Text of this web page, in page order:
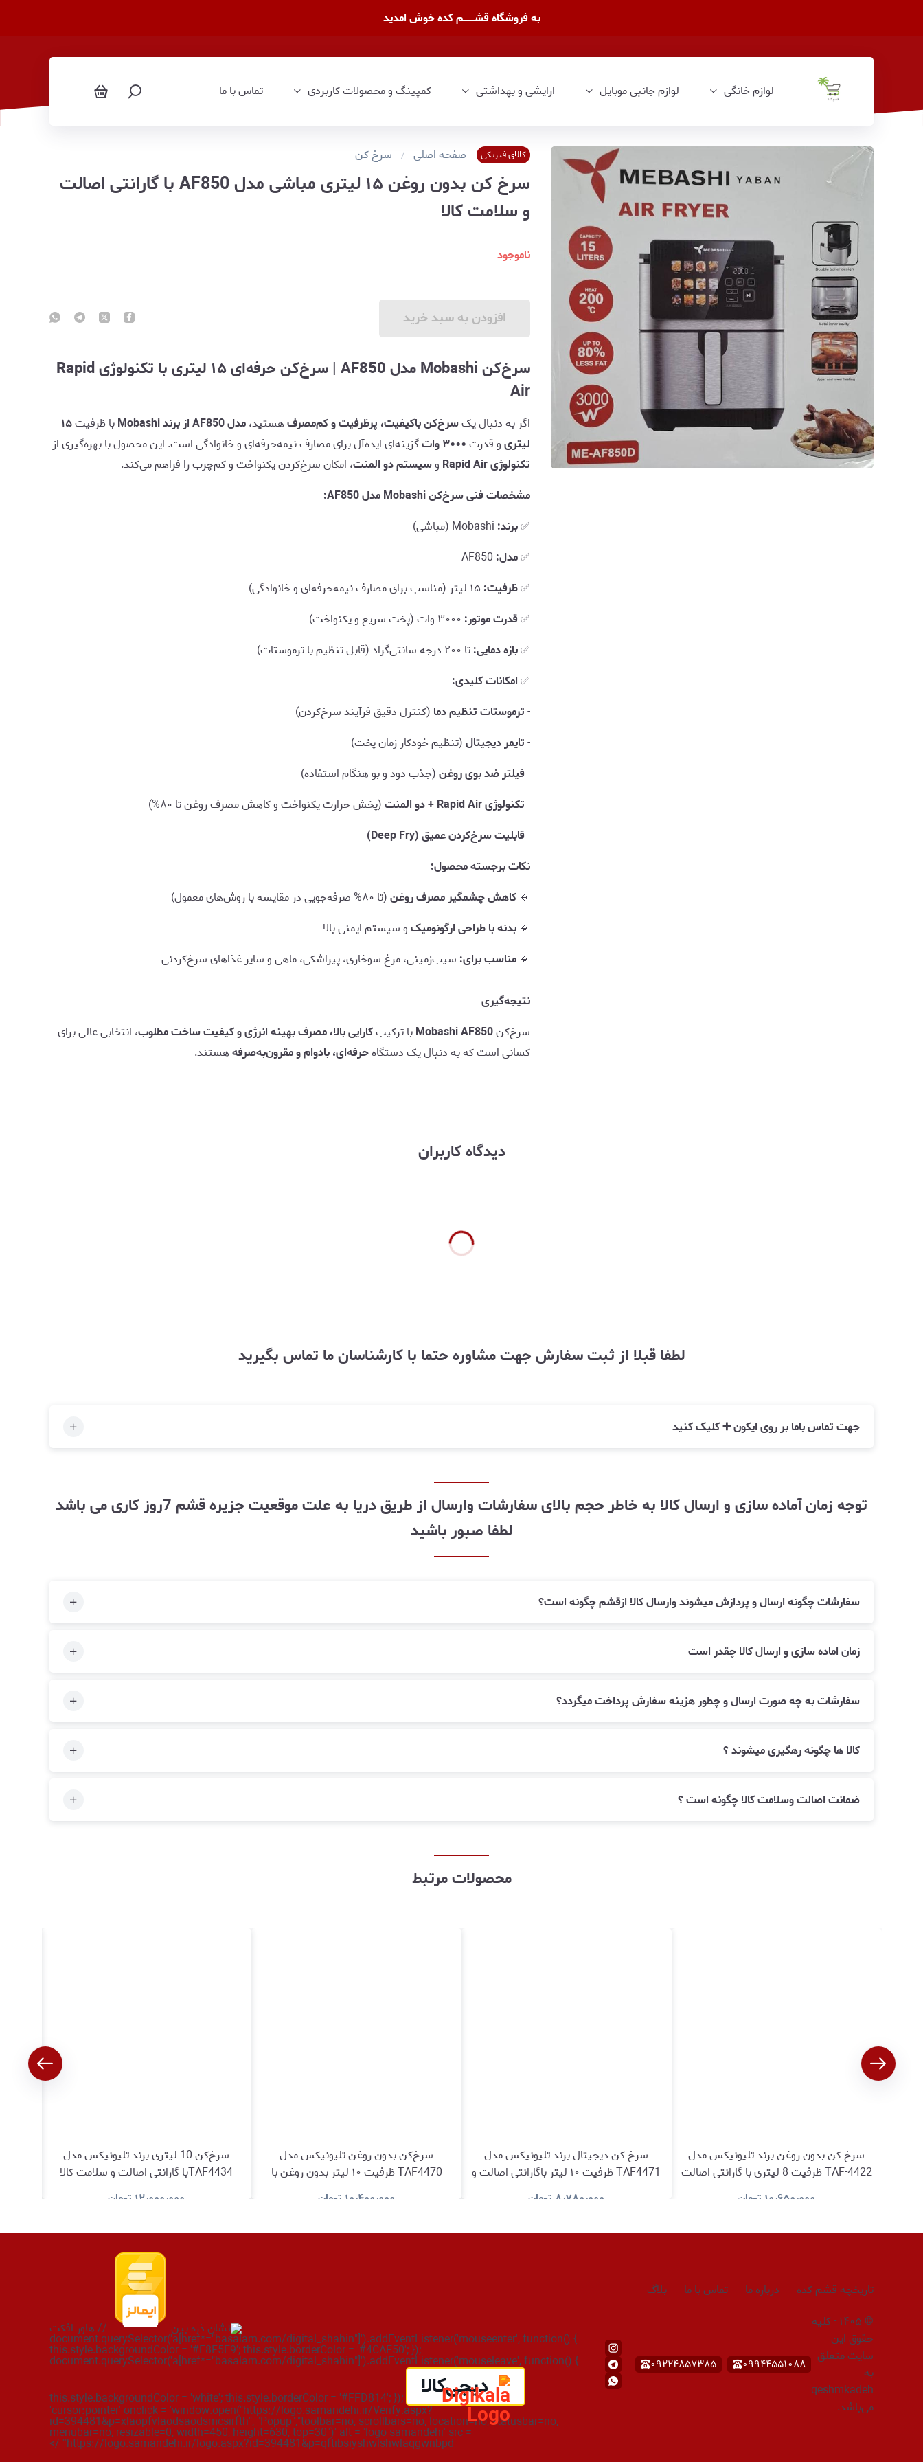
به فروشگاه قشــــــــم کده خوش امدید
لوازم خانگی لوازم جانبی موبایل ارایشی و بهداشتی کمپینگ و محصولات کاربردی تماس با ما
کالای فیزیکی صفحه اصلی سرخ کن
سرخ کن بدون روغن ۱۵ لیتری مباشی مدل AF850 با گارانتی اصالت
و سلامت کالا
ناموجود
افزودن به سبد خرید
سرخ‌کن Mobashi مدل AF850 | سرخ‌کن حرفه‌ای ۱۵ لیتری با تکنولوژی Rapid
Air
اگر به دنبال یکسرخ‌کن باکیفیت، پرظرفیت و کم‌مصرفهستید،مدل AF850 از برند Mobashi با ظرفیت۱۵
لیتریو قدرت۳۰۰۰ وات
گزینه‌ای ایده‌آل برای مصارف نیمه‌حرفه‌ای و خانوادگی است. این محصول با بهره‌گیری از
تکنولوژی Rapid Air
وسیستم دو المنت، امکان سرخ‌کردن یکنواخت و کم‌چرب را فراهم می‌کند.
مشخصات فنی سرخ‌کن Mobashi مدل AF850:
✅برند:
✅مدل:
✅ظرفیت:
✅قدرت موتور:
✅بازه دمایی:تا ۲۰۰ درجه سانتی‌گراد (قابل تنظیم با ترموستات)
✅امکانات کلیدی:
-ترموستات تنظیم دما (کنترل دقیق فرآیند سرخ‌کردن)
-تایمر دیجیتال(تنظیم خودکار زمان پخت)
-فیلتر ضد بوی روغن(جذب دود و بو هنگام استفاده)
-تکنولوژی Rapid Air + دو المنت
(پخش حرارت یکنواخت و کاهش مصرف روغن تا ۸۰%)
-قابلیت سرخ‌کردن عمیق (Deep Fry)
نکات برجسته محصول:
🔹 کاهش چشمگیر مصرف روغن(تا ۸۰% صرفه‌جویی در مقایسه با روش‌های معمول)
🔹 بدنه با طراحی ارگونومیکو سیستم ایمنی بالا
🔹 مناسب برای: سیب‌زمینی، مرغ سوخاری، پیراشکی، ماهی و سایر غذاهای سرخ‌کردنی
نتیجه‌گیری
سرخ‌کنMobashi AF850با ترکیبکارایی بالا، مصرف بهینه انرژی و کیفیت ساخت مطلوب، انتخابی عالی برای
کسانی است که به دنبال یک دستگاهحرفه‌ای، بادوام و مقرون‌به‌صرفههستند.
دیدگاه کاربران
لطفا قبلا از ثبت سفارش جهت مشاوره حتما با کارشناسان ما تماس بگیرید
جهت تماس باما بر روی ایکون ➕ کلیک کنید
توجه زمان آماده سازی و ارسال کالا به خاطر حجم بالای سفارشات وارسال از طریق دریا به علت موقعیت جزیره قشم 7روز کاری می باشد
لطفا صبور باشید
سفارشات چگونه ارسال و پردازش میشوند وارسال کالا ازقشم چگونه است؟
زمان اماده سازی و ارسال کالا چقدر است
سفارشات به چه صورت ارسال و چطور هزینه سفارش پرداخت میگردد؟
کالا ها چگونه رهگیری میشوند ؟
ضمانت اصالت وسلامت کالا چگونه است ؟
محصولات مرتبط
سرخ کن بدون روغن برند تلیونیکس مدل
TAF-4422 ظرفیت 8 لیتری با گارانتی اصالت
و سلامت کالا
۱۰٫۶۵۰٫۰۰۰ تومان
سرخ کن دیجیتال برند تلیونیکس مدل
TAF4471 ظرفیت ۱۰ لیتر باگارانتی اصالت و
سلامت کالا
۸٫۷۸۰٫۰۰۰ تومان
سرخ‌کن بدون روغن تلیونیکس مدل
TAF4470 ظرفیت ۱۰ لیتر بدون روغن با
گارانتی اصالت و سلامت کالا
۱۰٫۴۰۰٫۰۰۰ تومان
سرخ‌کن 10 لیتری برند تلیونیکس مدل
TAF4434با گارانتی اصالت و سلامت کالا
۱۲٫۰۰۰٫۰۰۰ تومان
تاریخچه قشم کده درباره ما تماس با ما
بلاگ
© ۱۴۰۵-کلیه
حقوق این
سایت متعلق
به
qeshmkadeh
می‌باشد.
۰۹۹۴۴۵۵۱۰۸۸ ۰۹۲۲۴۸۵۷۳۸۵
// هاور افکت
document.querySelector('a[href*="basalam.com/digital_shahin"]').addEventListener('mouseenter', function() {
this.style.backgroundColor = '#E8F5E9'; this.style.borderColor = '#4CAF50'; });
document.querySelector('a[href*="basalam.com/digital_shahin"]').addEventListener('mouseleave', function() {
this.style.backgroundColor = 'white'; this.style.borderColor = '#FFD814'; });
دیجی‌کالا
'cursor:pointer' onclick = 'window.open("https://logo.samandehi.ir/Verify.aspx?
id=394481&p=xlaopfvlaodsaodsmcsirfth", "Popup","toolbar=no, scrollbars=no, location=no, statusbar=no,
menubar=no, resizable=0, width=450, height=630, top=30")' alt = 'logo-samandehi' src =
'https://logo.samandehi.ir/logo.aspx?id=394481&p=qftibsiyshwlshwlaqgwnbpd' />